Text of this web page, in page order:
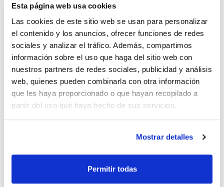
Esta página web usa cookies
Las cookies de este sitio web se usan para personalizar
el contenido y los anuncios, ofrecer funciones de redes
sociales y analizar el tráfico. Además, compartimos
información sobre el uso que haga del sitio web con
nuestros partners de redes sociales, publicidad y análisis
web, quienes pueden combinarla con otra información
que les haya proporcionado o que hayan recopilado a
partir del uso que haya hecho de sus servicios.
Mostrar detalles
Permitir todas
Pack (u.) : 100
Los filtros de Jeringa Abluo libre de PFAS de GVS son filtros
de jeringa multifuncionales disponibles con luer-lock o luer-
slip ideales para cualquier aplicación.
Se presenta etiquetados de manera precisa, cada filtro está
marcado con el material de la membrana y el tamaño de poro.
Además cada membrana tiene un housing de un color, para
una fácil identificación.
Los filtros de jeringa libres de PFAS garantizan una análisis
de estos compuestos rápido y eficaz.
Ver más
Documentación técnica
TDS / Ficha técnica
Regístrate para
descargas
COA
Regístrate para
descargas
SDS/ Hoja de seguridad
Regístrate para
productos marca Scharlau habitualmente en stock,